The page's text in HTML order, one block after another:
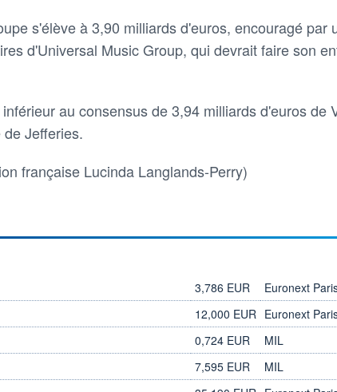
s'élève à 3,90 milliards d'euros, encouragé par
d'Universal Music Group, qui devrait faire son
au consensus de 3,94 milliards d'euros de
Jefferies.
française Lucinda Langlands-Perry)
3,786 EUR Euronext
12,000 EUR Euronext
0,724 EUR MIL
7,595 EUR MIL